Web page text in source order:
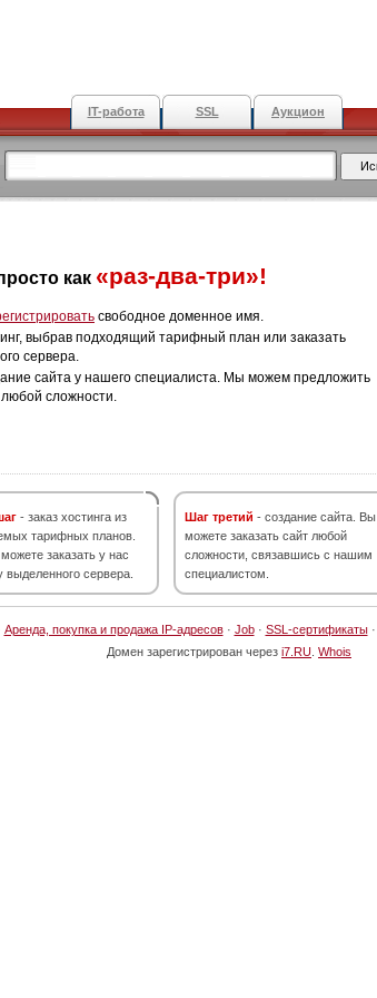
IT-работа SSL Аукцион
как «раз-два-три»!
свободное доменное имя.
выбрав подходящий тарифный план или заказать
сервера.
сайта у нашего специалиста. Мы можем предложить
сложности.
- заказ хостинга из
тарифных планов.
заказать у нас
выделенного сервера.
Шаг третий - создание сайта. Вы
можете заказать сайт любой
сложности, связавшись с нашим
специалистом.
Аренда, покупка и продажа IP-адресов· Job· SSL-сертификаты·
Домен зарегистрирован через i7.RU Whois